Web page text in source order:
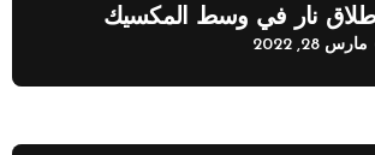
مارس 28, 2022